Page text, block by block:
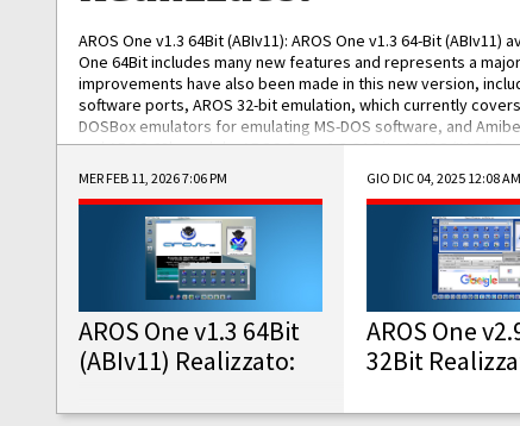
AROS One v1.3 64Bit (ABIv11): AROS One v1.3 64-Bit
One 64Bit includes many new features and represents a
improvements have also been made in this new version,
software ports, AROS 32-bit emulation, which currently
DOSBox emulators for emulating MS-DOS software, and
and AROS 68k models. AROS One v1.3 64-Bit-v11 ISO/IMG/:
MER FEB 11, 2026 7:06 PM
AROS One v1.3 64Bit
(ABIv11) Realizzato:
GIO DIC 04, 2025 12:08 AM
AROS One
32Bit